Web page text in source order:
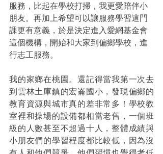
服務，比起在學校打掃，我更愛陪伴小
朋友。再加上希望可以讓服務學習這門
課更有意義，於是決定進入愛網基金會
這個機構，開始和大家到偏鄉學校，進
行志工服務。
我的家鄉在桃園。還記得當我第一次去
到雲林土庫鎮的宏崙國小，發現偏鄉的
教育資源與城市真的差非常多！學校教
室裡和操場的設備都相當老舊，一個班
級的人數甚至不超過十人，整體成績與
小朋友們的學習程度都比較低，因為沒